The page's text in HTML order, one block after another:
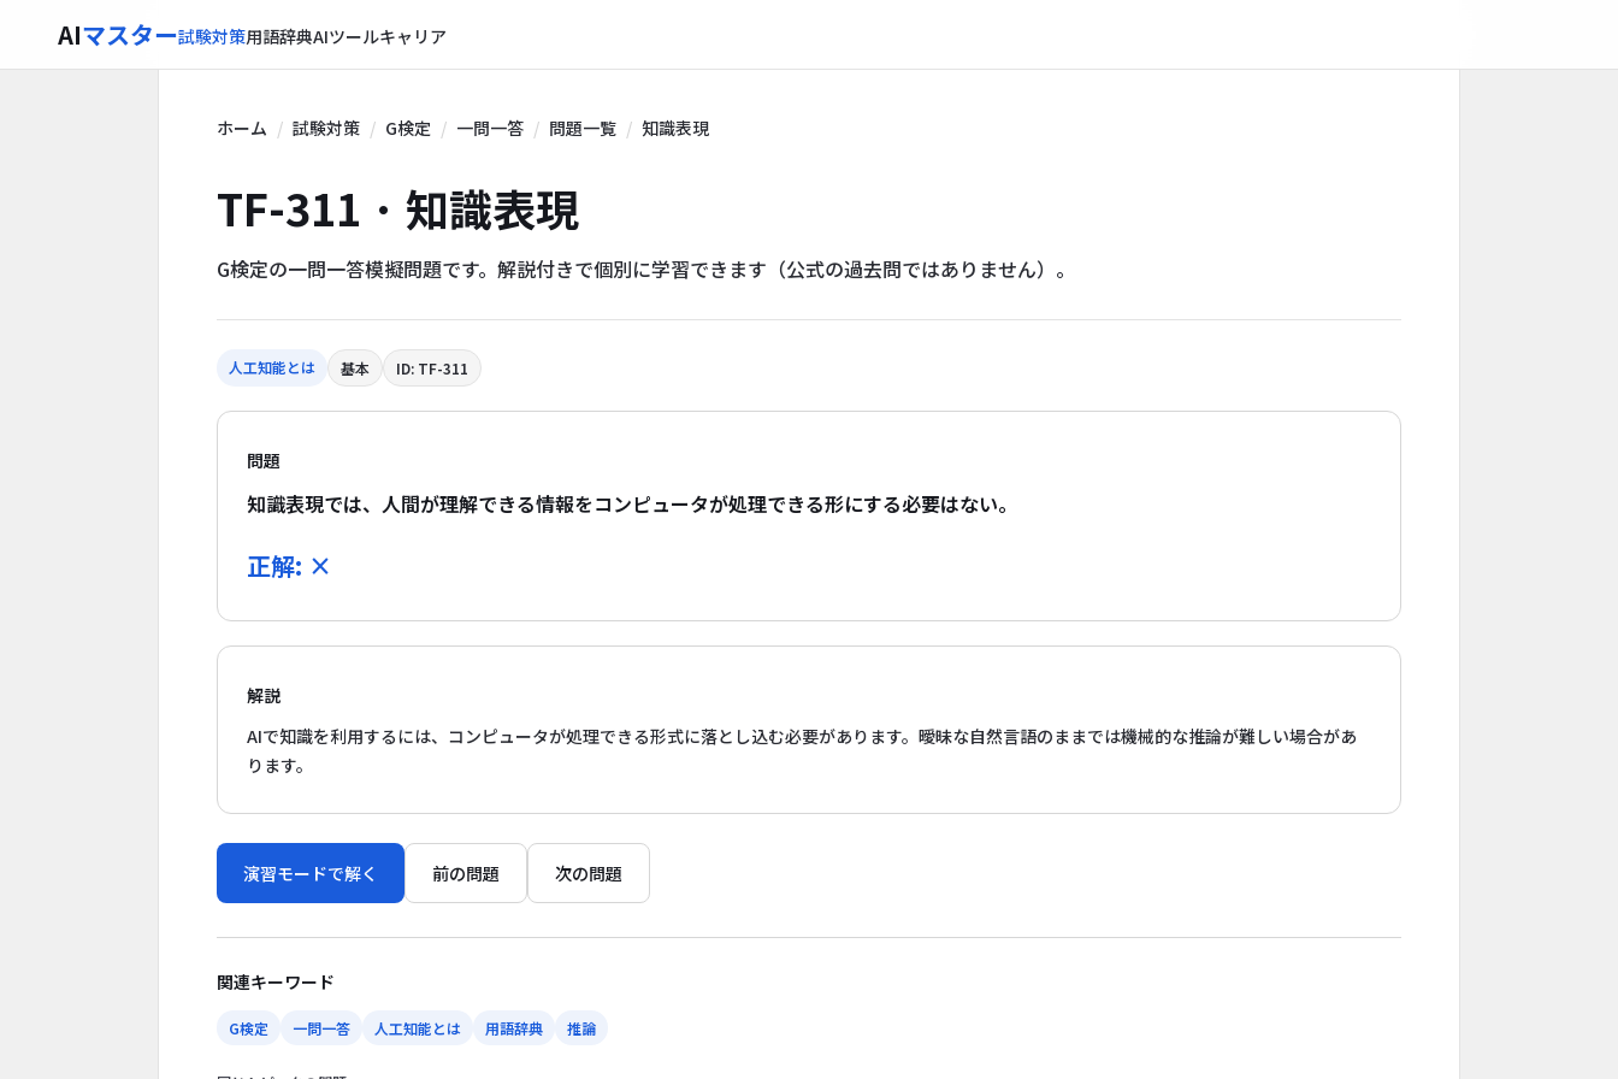
AIマスター試験対策用語辞典AIツールキャリア
ホーム 試験対策 G検定 一問一答 問題一覧 知識表現
TF-311 · 知識表現
G検定の一問一答模擬問題です。解説付きで個別に学習できます（公式の過去問ではありません）。
人工知能とは 基本 ID: TF-311
問題
知識表現では、人間が理解できる情報をコンピュータが処理できる形にする必要はない。
正解: ×
解説
AIで知識を利用するには、コンピュータが処理できる形式に落とし込む必要があります。曖昧な自然言語のままでは機械的な推論が難しい場合があ
ります。
演習モードで解く 前の問題 次の問題
関連キーワード
G検定 一問一答 人工知能とは 用語辞典 推論